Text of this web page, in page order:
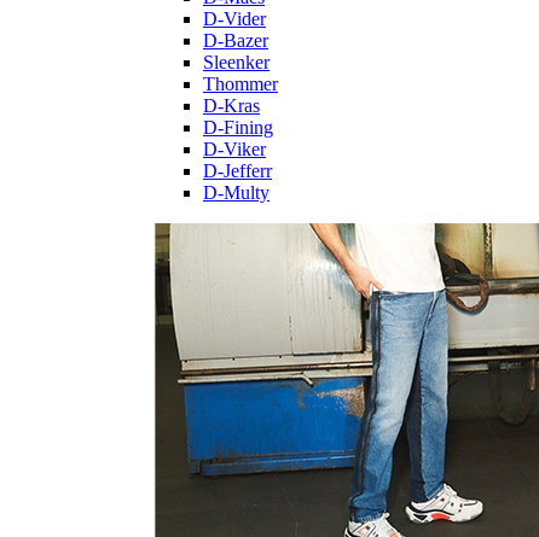
D-Vider
D-Bazer
Sleenker
Thommer
D-Kras
D-Fining
D-Viker
D-Jefferr
D-Multy